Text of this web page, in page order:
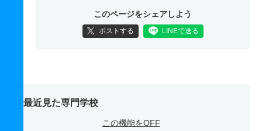
このページをシェアしよう
ポストする LINEで送る
最近見た専門学校
この機能をOFF